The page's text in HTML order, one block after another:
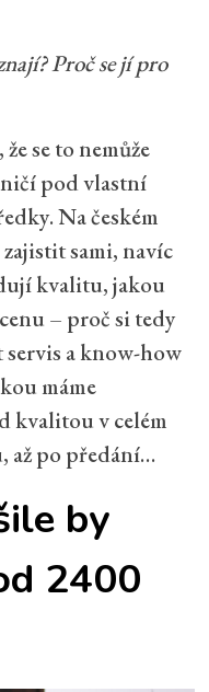
Proč se jí pro
se to nemůže
pod vlastní
Na českém
sami, navíc
kvalitu, jakou
– proč si tedy
a know-how
máme
kvalitou v celém
až po předání…
by
2400